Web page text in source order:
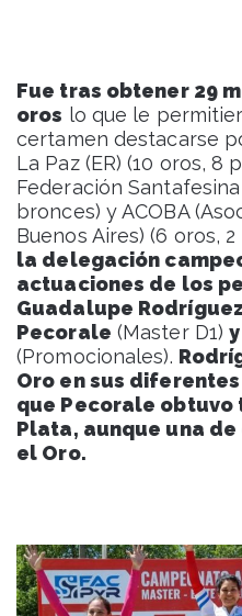
Fue tras obtener 29
oros lo que le
certamen destacarse
La Paz (ER) (10 oros, 8
Federación
bronces) y ACOBA
Buenos Aires) (6 oros,
la delegación
actuaciones de los
Guadalupe Rodríguez
Pecorale (Master D1)
(Promocionales).
Oro en sus
que Pecorale
Plata, aunque una
el Oro.